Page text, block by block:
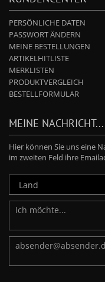
PERSÖNLICHE DATEN
PASSWORT ÄNDERN
MEINE BESTELLUNGEN
ARTIKELHITLISTE
MERKLISTEN
PRODUKTVERGLEICH
BESTELLFORMULAR
MEINE NACHRICHT...
Hier können Sie uns eine
im zweiten Feld ihre